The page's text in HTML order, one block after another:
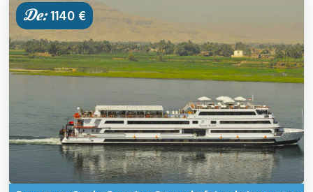
De:1140 €